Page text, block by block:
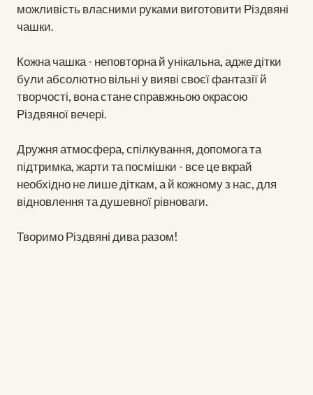
можливість власними руками виготовити Різдвяні
чашки.
Кожна чашка - неповторна й унікальна, адже дітки
були абсолютно вільні у вияві своєї фантазії й
творчості, вона стане справжньою окрасою
Різдвяної вечері.
Дружня атмосфера, спілкування, допомога та
підтримка, жарти та посмішки - все це вкрай
необхідно не лише діткам, а й кожному з нас, для
відновлення та душевної рівноваги.
Творимо Різдвяні дива разом!